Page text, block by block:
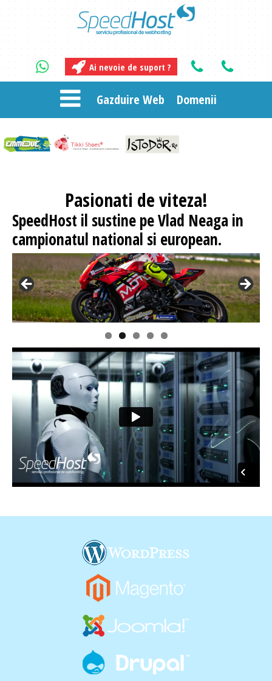
Ai nevoie de suport ?
Gazduire Web Domenii
Pasionati de viteza!
SpeedHost il sustine pe Vlad Neaga in
campionatul national si european.